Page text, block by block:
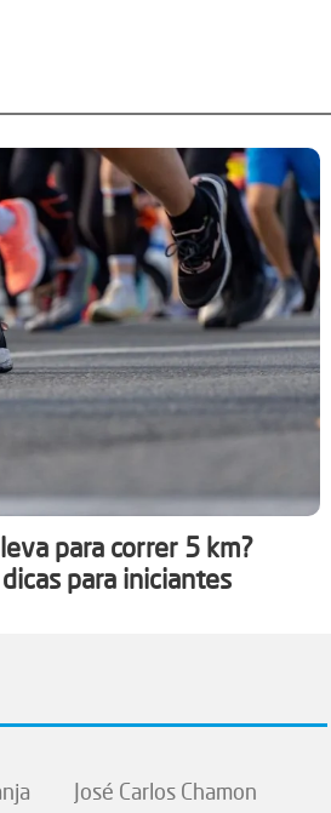
para correr 5 km?
para iniciantes
José Carlos Chamon